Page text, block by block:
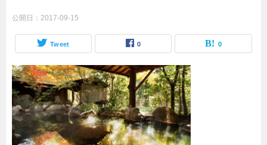
公開日： 2017-09-15
Tweet 0 0